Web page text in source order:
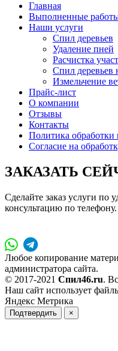
Главная
Выполненные
Наши услуги
Спил деревьев
Удаление пней
Расчистка
Спил деревьев
Измельчение
Прайс-лист
О компании
Отзывы
Контакты
Политика
Согласие на
ЗАКАЗАТЬ
Сделайте заказ услуги по
консультацию по телефону.
Любое копирование
администратора сайта.
© 2017-2021 Спил46.ru.
Наш сайт использует
Яндекс Метрика
Подтвердить ×